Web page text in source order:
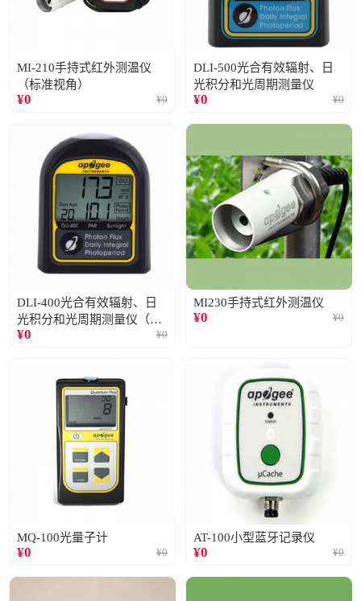
MI-210手持式红外测温仪
（标准视角）
¥0 ¥0
DLI-500光合有效辐射、日
光积分和光周期测量仪
¥0 ¥0
DLI-400光合有效辐射、日
光积分和光周期测量仪（仅
阳光）
¥0 ¥0
MI230手持式红外测温仪
¥0 ¥0
MQ-100光量子计
¥0 ¥0
AT-100小型蓝牙记录仪
¥0 ¥0